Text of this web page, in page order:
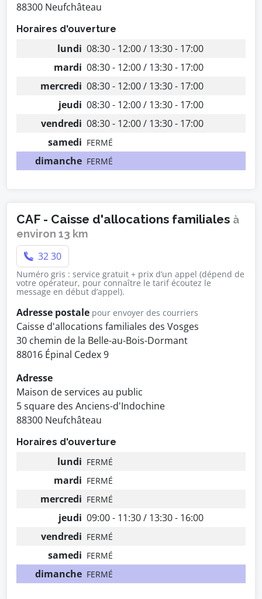
88300 Neufchâteau
Horaires d'ouverture
lundi 08:30 - 12:00 / 13:30 - 17:00
mardi 08:30 - 12:00 / 13:30 - 17:00
mercredi 08:30 - 12:00 / 13:30 - 17:00
jeudi 08:30 - 12:00 / 13:30 - 17:00
vendredi 08:30 - 12:00 / 13:30 - 17:00
samedi FERMÉ
dimanche FERMÉ
CAF - Caisse d'allocations familiales à
environ 13 km
32 30
Numéro gris : service gratuit + prix d’un appel (dépend de
votre opérateur, pour connaître le tarif écoutez le
message en début d’appel).
Adresse postale pour envoyer des courriers
Caisse d'allocations familiales des Vosges
30 chemin de la Belle-au-Bois-Dormant
88016 Épinal Cedex 9
Adresse
Maison de services au public
5 square des Anciens-d'Indochine
88300 Neufchâteau
Horaires d'ouverture
lundi FERMÉ
mardi FERMÉ
mercredi FERMÉ
jeudi 09:00 - 11:30 / 13:30 - 16:00
vendredi FERMÉ
samedi FERMÉ
dimanche FERMÉ